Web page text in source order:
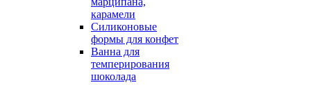
карамели
Силиконовые
формы для конфет
Ванна для
темперирования
шоколада